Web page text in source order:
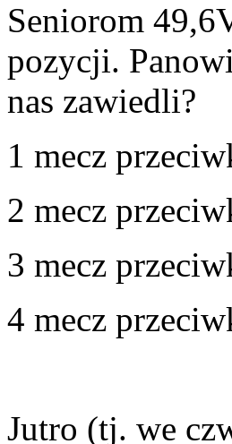
Seniorom
pozycji.
nas zawiedli?
1 mecz
2 mecz
3 mecz
4 mecz
Jutro (tj. we